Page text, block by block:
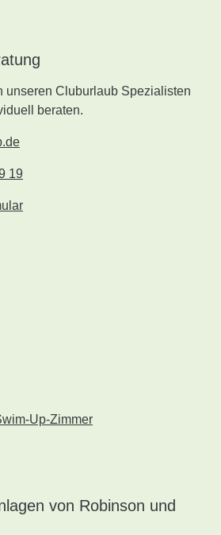
unseren Cluburlaub Spezialisten
beraten.
19
Up-Zimmer
von Robinson und